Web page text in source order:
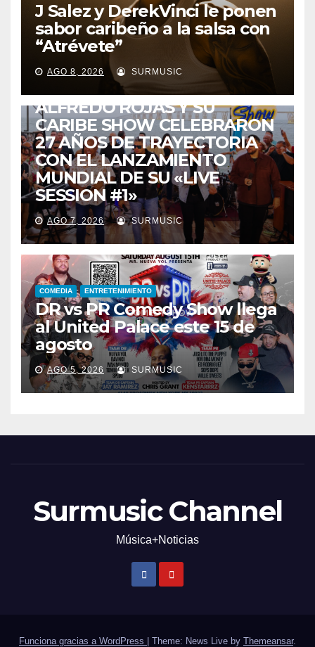
J Salez y DerekVinci le ponen
sabor caribeño a la salsa con
“Atrévete”
AGO 8, 2026 SURMUSIC
ENTRETENIMIENTO GUARACHA ZULIANA LIVE SESSION
ZULIA
ALFREDO ROJAS Y SU
CARIBE SHOW CELEBRARON
27 AÑOS DE TRAYECTORIA
CON EL LANZAMIENTO
MUNDIAL DE SU «LIVE
SESSION #1»
AGO 7, 2026 SURMUSIC
COMEDIA ENTRETENIMIENTO
DR vs PR Comedy Show llega
al United Palace este 15 de
agosto
AGO 5, 2026 SURMUSIC
Surmusic Channel
Música+Noticias
Funciona gracias a WordPress Theme: News Live by Themeansar.